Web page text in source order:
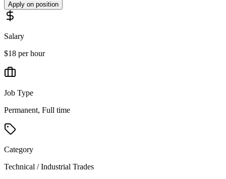
Apply on position
Salary
$18 per hour
Job Type
Permanent, Full time
Category
Technical / Industrial Trades